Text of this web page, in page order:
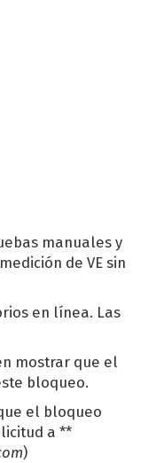
manuales y
de VE sin
en línea. Las
mostrar que el
bloqueo.
el bloqueo
a **
)